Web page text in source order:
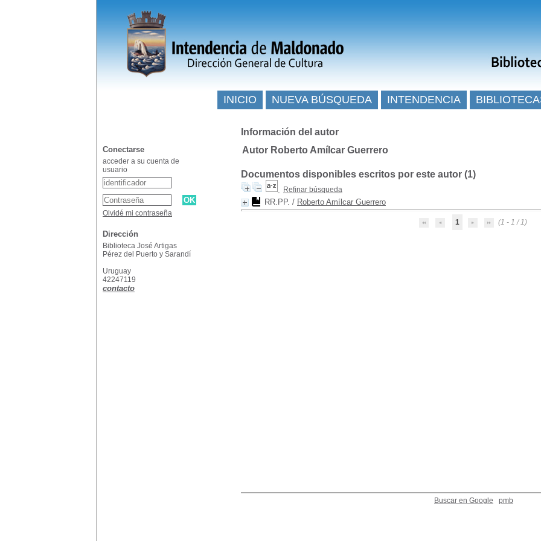
Información del autor
Autor Roberto Amílcar Guerrero
Documentos disponibles escritos por este autor (1)
Refinar búsqueda
RR.PP. / Roberto Amílcar Guerrero
1 (1 - 1 / 1)
Buscar en Google pmb
INICIO NUEVA BÚSQUEDA INTENDENCIA
Conectarse
acceder a su cuenta de
usuario
Olvidé mi contraseña
Dirección
Biblioteca José Artigas
Pérez del Puerto y Sarandí
Uruguay
42247119
contacto